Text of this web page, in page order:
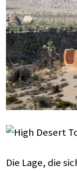
Die Lage, die